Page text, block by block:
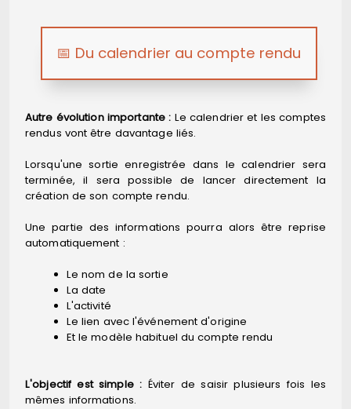
📅 Du calendrier au compte rendu
Autre évolution importante : Le calendrier et les comptes
rendus vont être davantage liés.
Lorsqu'une sortie enregistrée dans le calendrier sera
terminée, il sera possible de lancer directement la
création de son compte rendu.
Une partie des informations pourra alors être reprise
automatiquement :
Le nom de la sortie
La date
L'activité
Le lien avec l'événement d'origine
Et le modèle habituel du compte rendu
L'objectif est simple : Éviter de saisir plusieurs fois les
mêmes informations.